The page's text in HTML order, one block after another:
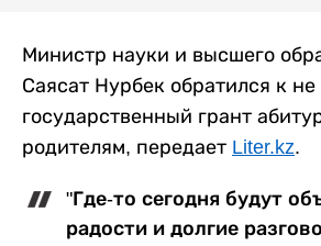
Министр науки и высшего
Саясат Нурбек обратился к
государственный грант
родителям, передает Liter.kz.
"Где-то сегодня будут
радости и долгие